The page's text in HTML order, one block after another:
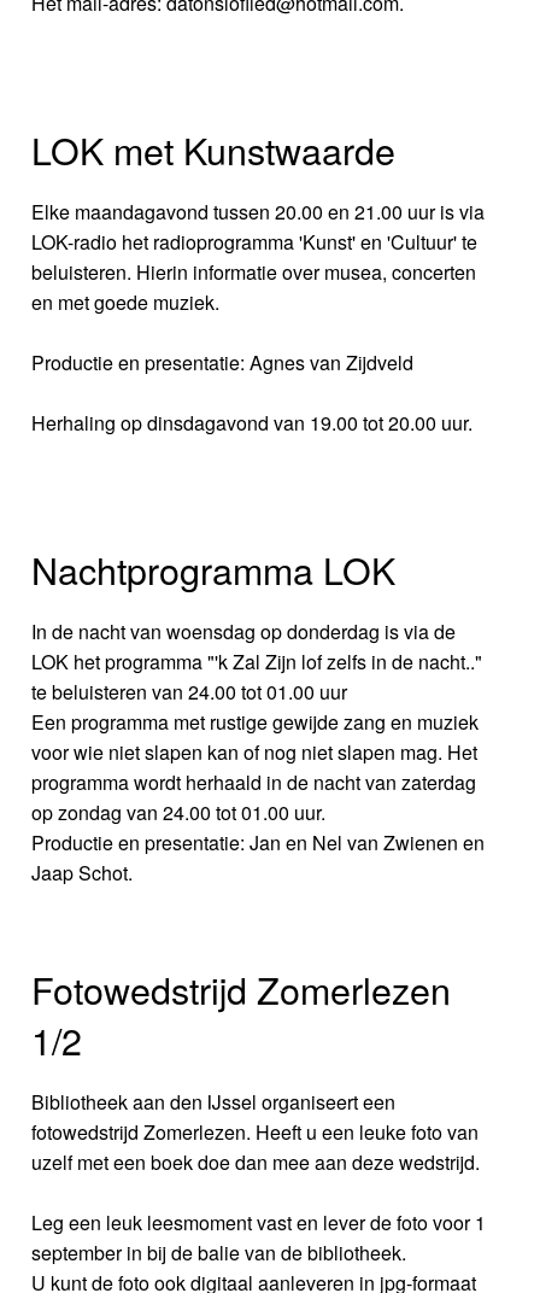
LOK met Kunstwaarde
Elke maandagavond tussen 20.00 en 21.00 uur is via
LOK-radio het radioprogramma 'Kunst' en 'Cultuur' te
beluisteren. Hierin informatie over musea, concerten
en met goede muziek.
Productie en presentatie: Agnes van Zijdveld
Herhaling op dinsdagavond van 19.00 tot 20.00 uur.
Nachtprogramma LOK
In de nacht van woensdag op donderdag is via de
LOK het programma "'k Zal Zijn lof zelfs in de nacht.."
te beluisteren van 24.00 tot 01.00 uur
Een programma met rustige gewijde zang en muziek
voor wie niet slapen kan of nog niet slapen mag. Het
programma wordt herhaald in de nacht van zaterdag
op zondag van 24.00 tot 01.00 uur.
Productie en presentatie: Jan en Nel van Zwienen en
Jaap Schot.
Fotowedstrijd Zomerlezen
1/2
Bibliotheek aan den IJssel organiseert een
fotowedstrijd Zomerlezen. Heeft u een leuke foto van
uzelf met een boek doe dan mee aan deze wedstrijd.
Leg een leuk leesmoment vast en lever de foto voor 1
september in bij de balie van de bibliotheek.
U kunt de foto ook digitaal aanleveren in jpg-formaat